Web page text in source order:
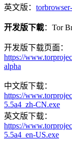
英文版：
开发版下載：Tor
开发版下载页面：
https://
alpha
中文版下载：
https://
5.5a4_zh-CN.exe
英文版下载：
https://
5.5a4_en-US.exe